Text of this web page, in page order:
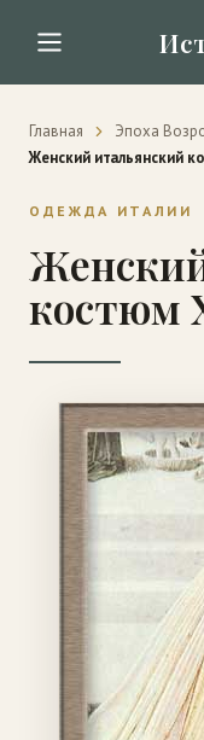
Главная Эпоха
Женский итальянский
ОДЕЖДА ИТАЛИИ
костюм